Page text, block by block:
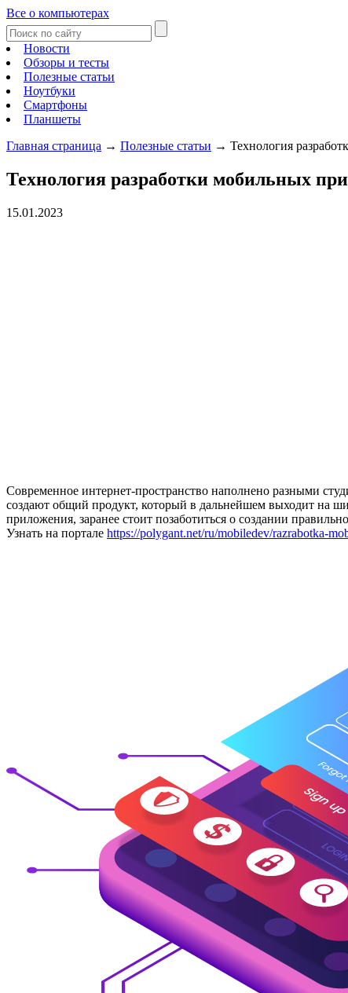
Все о компьютерах
Новости
Обзоры и тесты
Полезные статьи
Ноутбуки
Смартфоны
Планшеты
Главная страница → Полезные статьи → Технология
Технология разработки мобильных
15.01.2023
Современное интернет-пространство наполнено разными
создают общий продукт, который в дальнейшем выходит на
приложения, заранее стоит позаботиться о создании
Узнать на портале https://polygant.net/ru/mobiledev/razrabotka-